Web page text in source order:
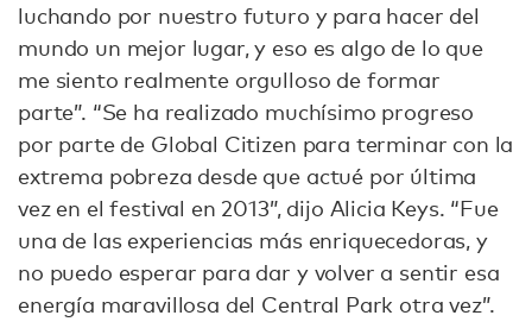
luchando por nuestro futuro y para hacer del
mundo un mejor lugar, y eso es algo de lo que
me siento realmente orgulloso de formar
parte”. “Se ha realizado muchísimo progreso
por parte de Global Citizen para terminar con la
extrema pobreza desde que actué por última
vez en el festival en 2013”, dijo Alicia Keys. “Fue
una de las experiencias más enriquecedoras, y
no puedo esperar para dar y volver a sentir esa
energía maravillosa del Central Park otra vez”.